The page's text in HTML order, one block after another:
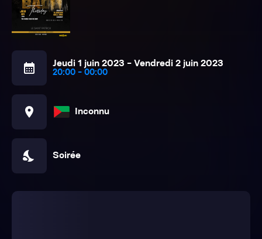
calendar_month Jeudi 1 juin 2023 - Vendredi 2 juin 2023
20:00 - 00:00
location_on Inconnu
nights_stay Soirée